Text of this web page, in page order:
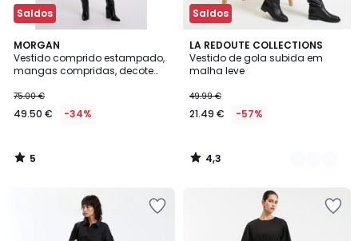
Saldos
MORGAN
Vestido comprido estampado,
mangas compridas, decote
75.00 €
49.50 € -34%
5
/
5
5
/
Saldos
LA REDOUTE COLLECTIONS
Vestido de gola subida em
malha leve
49.99 €
21.49 € -57%
4,3
/ 5
2
Cores
4,3
/